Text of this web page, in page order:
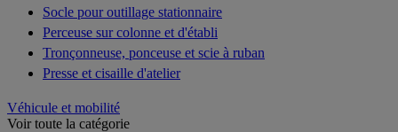
Socle pour outillage stationnaire
Perceuse sur colonne et d'établi
Tronçonneuse, ponceuse et scie à ruban
Presse et cisaille d'atelier
Véhicule et mobilité
Voir toute la catégorie